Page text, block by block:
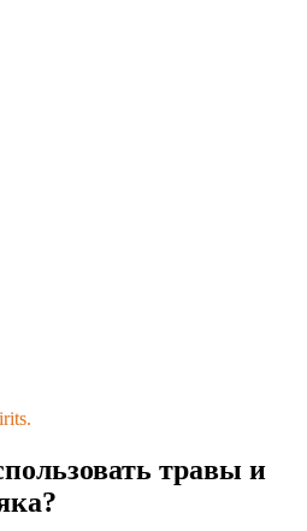
травы и